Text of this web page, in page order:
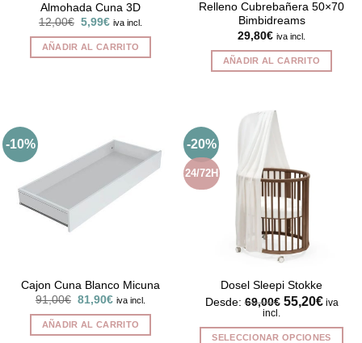
Almohada Cuna 3D
12,00€ El
original
era:
5,99€El
actual
es:
iva incl.
AÑADIR AL CARRITO
Relleno Cubrebañera 50×70
Bimbidreams
29,80€ iva incl.
AÑADIR AL CARRITO
-10%
Cajon Cuna Blanco Micuna
91,00€ El
original
era:
81,90€El
actual
es:
iva incl.
AÑADIR AL CARRITO
-20%
24/72H
Dosel Sleepi Stokke
Desde:69,00€ 55,20€iva
incl.
SELECCIONAR OPCIONES